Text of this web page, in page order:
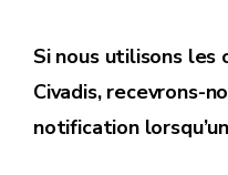
Illustration d'un cas ou
document obligatoire
Si nous utilisons les
Civadis, recevrons-
notification